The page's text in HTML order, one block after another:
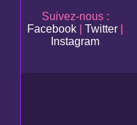
Suivez-nous :
Facebook
Twitter
Instagram